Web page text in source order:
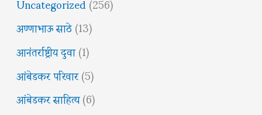
अण्णाभाऊ साठे(13)
आनंतर्राष्ट्रीय दुवा(1)
आंबेडकर परिवार(5)
आंबेडकर साहित्य(6)